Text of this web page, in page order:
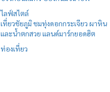
ไลฟ์สไตล์
เที่ยวชัยภูมิ ชมทุ่งดอกกระเจียว ผาหิน
และน้ำตกสวย แลนด์มาร์กยอดฮิต
ท่องเที่ยว